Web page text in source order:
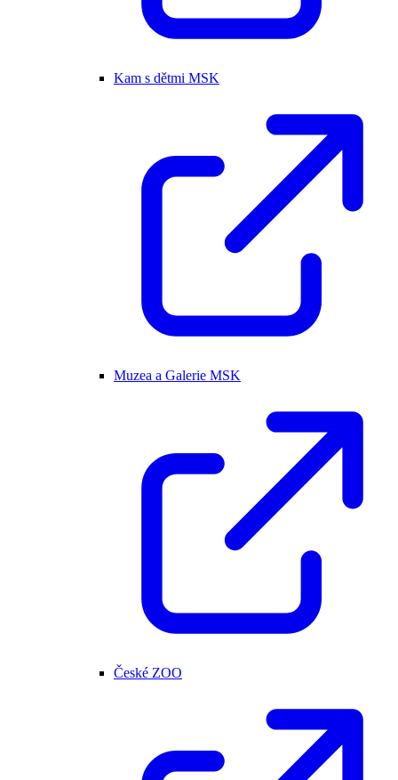
Kam s dětmi MSK
Muzea a Galerie MSK
České ZOO